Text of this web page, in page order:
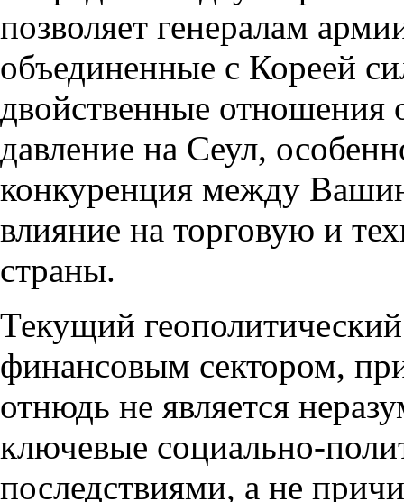
позволяет генералам
объединенные с Кореей
двойственные отношения
давление на Сеул,
конкуренция между
влияние на торговую и
страны.
Текущий
финансовым сектором,
отнюдь не является
ключевые социально-
последствиями, а не